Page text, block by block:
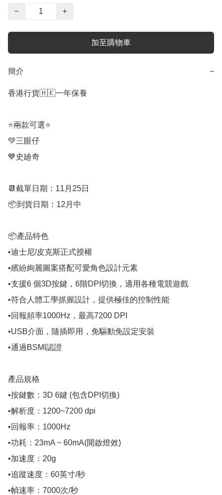
−
+
加至購物車
簡介 −
香港行貨🇭🇰一年保養
⭐兩款可選⭐
💚三眼仔
💙史廸奇
📆截單日期：11月25日
📦到貨日期：12月中
📦產品特色
•迪士尼/皮克斯正式授權
•繽紛絢麗圖案搭配可愛角色設計元素
•支援6 個3D按鍵，6階DPI切換，適用各種電競遊戲
•符合人體工學抓握設計，提供極佳的控制性能
•回報頻率1000Hz，最高7200 DPI
•USB介面，隨插即用，免驅動免設定安裝
•通過BSMI認證
產品規格
•按鍵數：3D 6鍵 (包含DPI切換)
•解析度：1200~7200 dpi
•回報率：1000Hz
•功耗：23mA ~ 60mA(開啟燈效)
•加速度：20g
•追蹤速度：60英寸/秒
•幀速率：7000次/秒